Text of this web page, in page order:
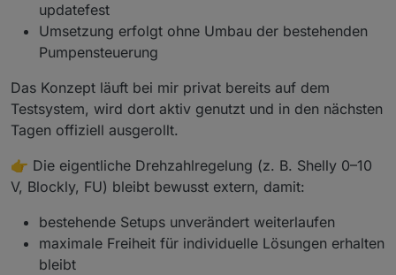
updatefest
Umsetzung erfolgt ohne Umbau der bestehenden
Pumpensteuerung
Das Konzept läuft bei mir privat bereits auf dem
Testsystem, wird dort aktiv genutzt und in den nächsten
Tagen offiziell ausgerollt.
👉 Die eigentliche Drehzahlregelung (z. B. Shelly 0–10
V, Blockly, FU) bleibt bewusst extern, damit:
bestehende Setups unverändert weiterlaufen
maximale Freiheit für individuelle Lösungen erhalten
bleibt